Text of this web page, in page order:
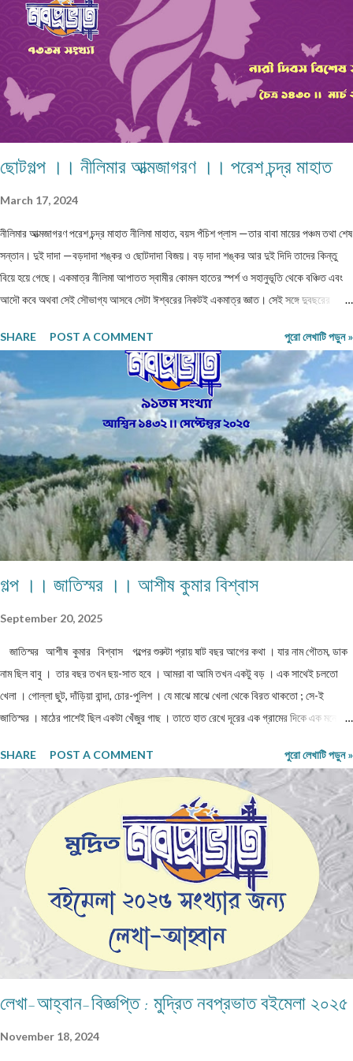
পিছিয়ে পড়া মানুষ গুলো! তাদের হয়না কোনো পরিবর্তন। আজ 71 বছর আজাদ হয়েও বোধহয় যে...
ছোটগল্প ।। নীলিমার আত্মজাগরণ ।। পরেশ চন্দ্র মাহাত
March 17, 2024
নীলিমার আত্মজাগরণ পরেশ চন্দ্র মাহাত নীলিমা মাহাত, বয়স পঁচিশ প্লাস —তার বাবা মায়ের পঞ্চম তথা শেষ
সন্তান। দুই দাদা —বড়দাদা শঙ্কর ও ছোটদাদা বিজয়। বড় দাদা শঙ্কর আর দুই দিদি তাদের কিন্তু
বিয়ে হয়ে গেছে। একমাত্র নীলিমা আপাতত স্বামীর কোমল হাতের স্পর্শ ও সহানুভূতি থেকে বঞ্চিত এবং
আদৌ কবে অথবা সেই সৌভাগ্য আসবে সেটা ঈশ্বরের নিকটই একমাত্র জ্ঞাত। সেই সঙ্গে দুবছরের
গঠিত সংসার নীলিমাদের পরিবার। মধ্যবিত্ত পরিবার —মধ্যবিত্ত পরিবার না বলে যদি নিম্নবিত্ত বলা
হয় তবুও কোনো অত্যুক্তি করা হয় না। বাবার প্রত্যেকদিনের আয়ের উপর ভিত্তি করেই চলে সংসার।
এই কঠোর এবং কঠিন পরিস্থিতিতেও নীলিমার মা শ্রীমতী মেনকা‚ সংসার সামলে তার ছেলেমেয়েদের
পড়াশুনার প্রতি যথেষ্ট তৎপর ও সহানুভূতিশীল। তাদের পড়াশুনায় কোনো খামতি রাখেননি। যথা সময়ে
তাদেরকে বিদ্যালয়ের মুখ দেখিয়েছে – টিউশনের বন্দোবস্ত করেছে। তাদের জীবন যাতে সুখকর হয় সেটাই
প্রতিদিন ভগবানের কাছে প্রার্থনা করেছে। পাঁচ-পাঁচটি ছেলেমেয়ের মধ্যে সবাইকে উচ্চশিক্ষিত করে তোলা
একপ...
SHARE POST A COMMENT পুরো লেখাটি পড়ুন »
গল্প ।। জাতিস্মর ।। আশীষ কুমার বিশ্বাস
September 20, 2025
জাতিস্মর আশীষ কুমার বিশ্বাস গল্পের শুরুটা প্রায় ষাট বছর আগের কথা । যার নাম গৌতম, ডাক
নাম ছিল বাবু । তার বছর তখন ছয়-সাত হবে । আমরা বা আমি তখন একটু বড় । এক সাথেই চলতো
খেলা । গোল্লা ছুট, দাঁড়িয়া বান্দা, চোর-পুলিশ । যে মাঝে মাঝে খেলা থেকে বিরত থাকতো ; সে-ই
জাতিস্মর । মাঠের পাশেই ছিল একটা খেঁজুর গাছ । তাতে হাত রেখে দূরের এক গ্রামের দিকে এক মনে
চল্লিশ মিনিট লাগবে । মাঝে জলে ভরপুর দেখে কখনো যাওয়া হয়নি । বাবু কে যখন বলতাম, ওপারে কি
দেখছিস? ও বলতো, ওখানে আমার ছোট মা থাকে, দিদি থাকে, আমার ভুলু কুকুর থাকে । এ কথা আমাদের
বিশ্বাস হতো না । আবার খেলায় ফিরে যেতাম, খেলতাম । কিন্তু ও বসে বসে , ওপারের গাছ পালা , বাড়ি
ঘর দেখতো । কাছে গেলে বলতো , ওই যে সবুজ ,কচি কলাপাতা রঙের দালান বাড়ি, ওটাই আমাদের বাড়ি !
এই ভাবে মাস ছয়, বছর গড়াতে লাগলো । মনে প্রশ্ন জাগতে লাগলো, এ টা কি মন গড়া , বা বানিয়ে
বানিয়ে বলছে? সত্যি প্রকাশ হোল এক দিন । সে বাড়িতে কিছু ...
SHARE POST A COMMENT পুরো লেখাটি পড়ুন »
লেখা-আহ্বান-বিজ্ঞপ্তি : মুদ্রিত নবপ্রভাত বইমেলা ২০২৫
November 18, 2024